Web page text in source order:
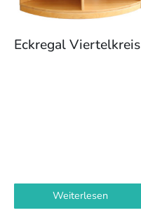
Eckregal Viertelkreis
Weiterlesen